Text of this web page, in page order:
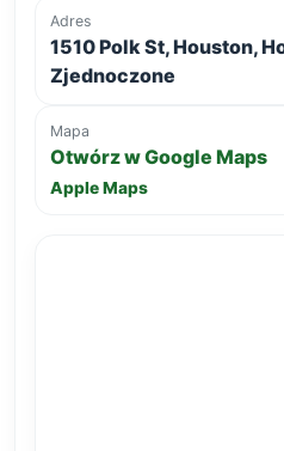
Adres
1510 Polk St, Houston,
Zjednoczone
Mapa
Otwórz w Google Maps
Apple Maps